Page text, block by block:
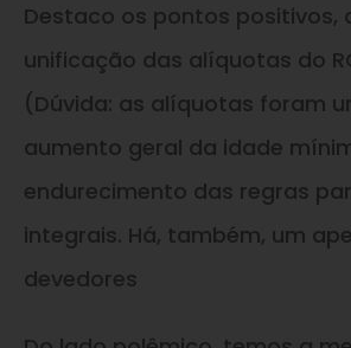
Destaco os pontos positivos,
unificação das alíquotas do
(Dúvida: as alíquotas foram
aumento geral da idade
endurecimento das regras
integrais. Há, também, um
devedores